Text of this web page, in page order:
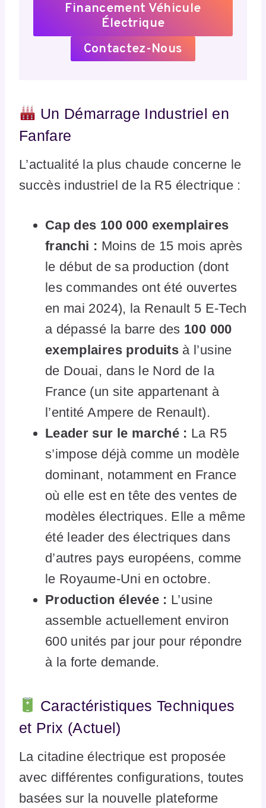
Financement Véhicule
Électrique
Contactez-Nous
Un Démarrage Industriel en
Fanfare
L’actualité la plus chaude concerne le
succès industriel de la R5 électrique :
Cap des 100 000 exemplaires
franchi : Moins de 15 mois après
le début de sa production (dont
les commandes ont été ouvertes
en mai 2024), la Renault 5 E-Tech
a dépassé la barre des 100 000
exemplaires produits à l’usine
de Douai, dans le Nord de la
France (un site appartenant à
l’entité Ampere de Renault).
Leader sur le marché : La R5
s’impose déjà comme un modèle
dominant, notamment en France
où elle est en tête des ventes de
modèles électriques. Elle a même
été leader des électriques dans
d’autres pays européens, comme
le Royaume-Uni en octobre.
Production élevée : L’usine
assemble actuellement environ
600 unités par jour pour répondre
à la forte demande.
Caractéristiques Techniques
et Prix (Actuel)
La citadine électrique est proposée
avec différentes configurations, toutes
basées sur la nouvelle plateforme